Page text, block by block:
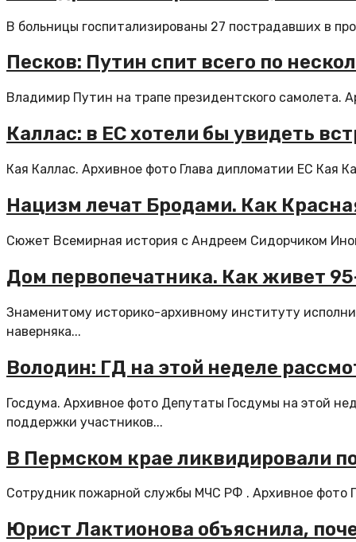
В больницы госпитализированы 27 пострадавших в
Песков: Путин спит всего по
Владимир Путин на трапе президентского самолета.
Каллас: в ЕС хотели бы увидеть
Кая Каллас. Архивное фото Глава дипломатии ЕС Кая
Нацизм лечат Бродами. Как
Сюжет Всемирная история с Андреем Сидорчиком
Дом первопечатника. Как живет
Знаменитому историко-архивному институту
наверняка...
Володин: ГД на этой неделе
Госдума. Архивное фото Депутаты Госдумы на этой
поддержки участников...
В Пермском крае ликвидировали
Сотрудник пожарной службы МЧС РФ . Архивное фото
Юрист Лактионова объяснила,